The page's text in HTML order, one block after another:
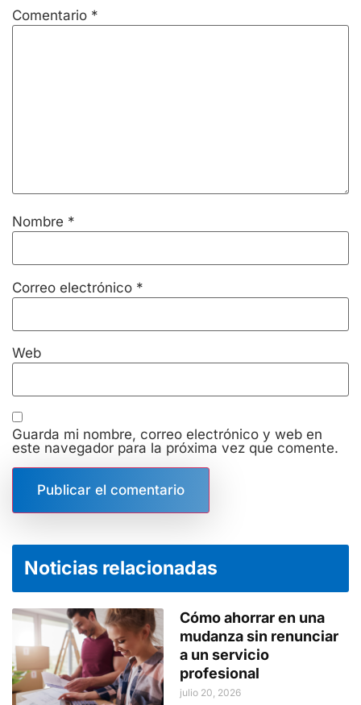
Comentario *
Nombre *
Correo electrónico *
Web
Guarda mi nombre, correo electrónico y web en
este navegador para la próxima vez que comente.
Noticias relacionadas
Cómo ahorrar en una
mudanza sin renunciar
a un servicio
profesional
julio 20, 2026